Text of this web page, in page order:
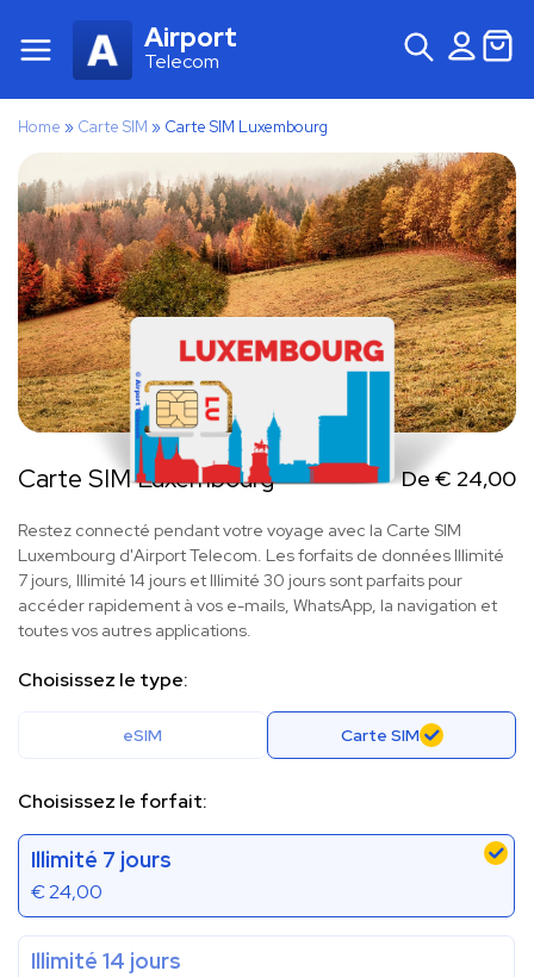
Airport
Telecom
Home » Carte SIM » Carte SIM Luxembourg
Carte SIM Luxembourg De € 24,00
Restez connecté pendant votre voyage avec la Carte SIM
Luxembourg d'Airport Telecom. Les forfaits de données Illimité
7 jours, Illimité 14 jours et Illimité 30 jours sont parfaits pour
accéder rapidement à vos e-mails, WhatsApp, la navigation et
toutes vos autres applications.
Choisissez le type:
eSIM Carte SIM
Choisissez le forfait:
Illimité 7 jours
€24,00
Illimité 14 jours